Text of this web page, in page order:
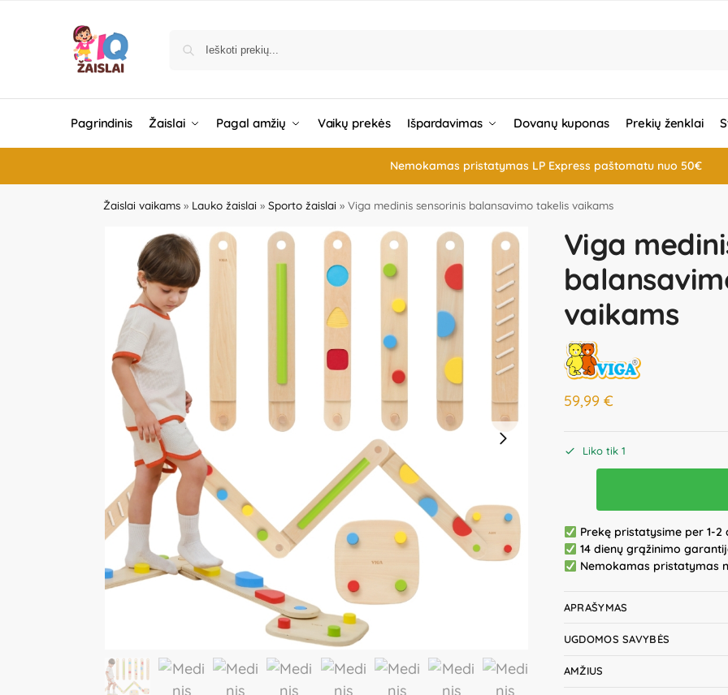
Pagrindinis Žaislai Pagal amžių Vaikų prekės Išpardavimas Dovanų kuponas Prekių ženklai
Nemokamas pristatymas LP Express paštomatu nuo 50€
Žaislai vaikams » Lauko žaislai »Sporto žaislai »Viga medinis sensorinis balansavimo takelis vaikams
Viga
vaikams
59,99 €
Liko tik 1
Prekę pristatysime per 1-2
14 dienų grąžinimo
Nemokamas pristatymas
APRAŠYMAS
UGDOMOS SAVYBĖS
AMŽIUS